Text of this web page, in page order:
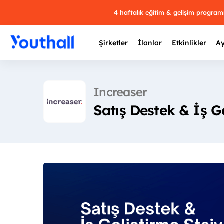
4 haftalık eğitim & gelişim
Şirketler İlanlar Etkinlikler
Increaser
Satış Destek & İş